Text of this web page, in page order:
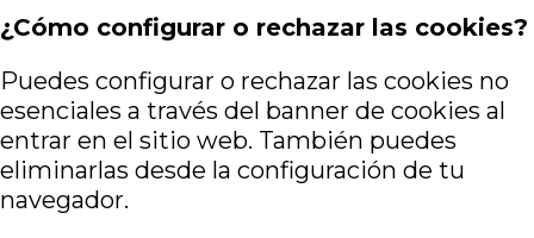
¿Cómo configurar o rechazar las cookies?
Puedes configurar o rechazar las cookies no
esenciales a través del banner de cookies al
entrar en el sitio web. También puedes
eliminarlas desde la configuración de tu
navegador.